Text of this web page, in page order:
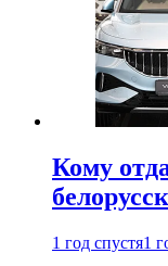
Кому
1 год спустя1